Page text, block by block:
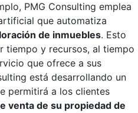
PMG Consulting emplea
que automatiza
de inmuebles. Esto
tiempo y recursos, al tiempo
que ofrece a sus
está desarrollando un
permitirá a los clientes
venta de su propiedad de